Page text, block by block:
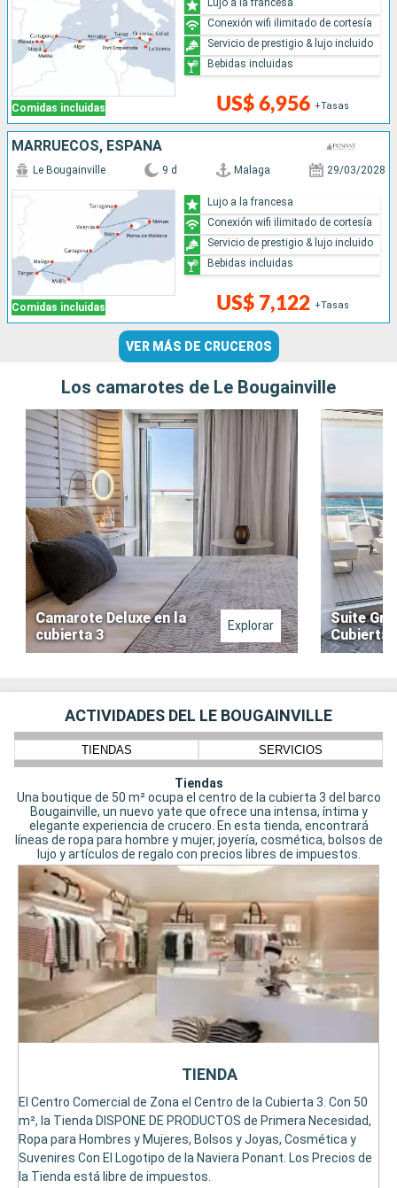
Comidas incluidas US$ 6,956 +Tasas
Lujo a la francesa
Conexión wifi ilimitado de cortesía
Servicio de prestigio & lujo incluido
Bebidas incluidas
MARRUECOS, ESPAÑA
Comidas incluidas
Le Bougainville 9 d Malaga 29/03/2028
US$ 7,122 +Tasas
Lujo a la francesa
Conexión wifi ilimitado de cortesía
Servicio de prestigio & lujo incluido
Bebidas incluidas
VER MÁS DE CRUCEROS
Los camarotes de Le Bougainville
Camarote Deluxe en la
cubierta 3
Explorar
Suite
Cubierta
ACTIVIDADES DEL LE BOUGAINVILLE
TIENDAS SERVICIOS
Tiendas
Una boutique de 50 m² ocupa el centro de la cubierta 3 del barco
Bougainville, un nuevo yate que ofrece una intensa, íntima y
elegante experiencia de crucero. En esta tienda, encontrará
líneas de ropa para hombre y mujer, joyería, cosmética, bolsos de
lujo y artículos de regalo con precios libres de impuestos.
El Centro Comercial de Zona el Centro de la Cubierta 3. Con 50
m², la Tienda DISPONE DE PRODUCTOS de Primera Necesidad,
Ropa para Hombres y Mujeres, Bolsos y Joyas, Cosmética y
Suvenires Con El Logotipo de la Naviera Ponant. Los Precios de
la Tienda está libre de impuestos.
TIENDA